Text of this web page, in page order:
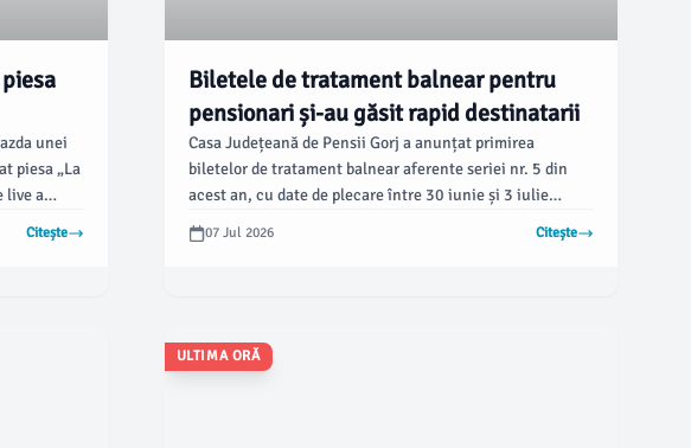
unei
piesa „La
live a
soț,
Citește
Biletele de tratament balnear pentru
pensionari și-au găsit rapid destinatarii
Casa Județeană de Pensii Gorj a anunțat primirea
biletelor de tratament balnear aferente seriei nr. 5 din
acest an, cu date de plecare între 30 iunie și 3 iulie
2026.
07 Jul 2026 Citește
ULTIMA ORĂ